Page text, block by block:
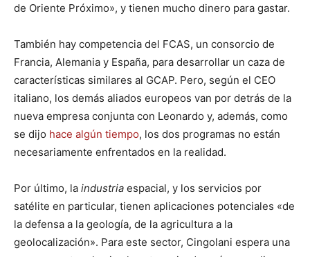
de Oriente Próximo», y tienen mucho dinero para gastar.
También hay competencia del FCAS, un consorcio de
Francia, Alemania y España, para desarrollar un caza de
características similares al GCAP. Pero, según el CEO
italiano, los demás aliados europeos van por detrás de la
nueva empresa conjunta con Leonardo y, además, como
se dijo hace algún tiempo, los dos programas no están
necesariamente enfrentados en la realidad.
Por último, la industria espacial, y los servicios por
satélite en particular, tienen aplicaciones potenciales «de
la defensa a la geología, de la agricultura a la
geolocalización». Para este sector, Cingolani espera una